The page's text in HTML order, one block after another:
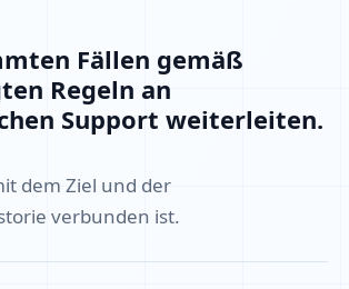
Fällen gemäß
Regeln an
Support weiterleiten.
dem Ziel und der
verbunden ist.